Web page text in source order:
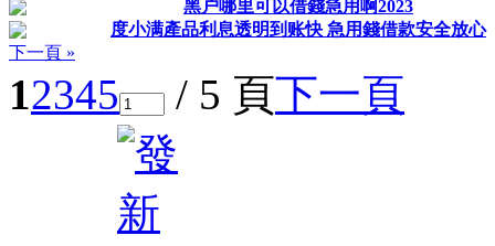
黑户哪里可以借錢急用啊2023
度小满產品利息透明到账快 急用錢借款安全放心
下一頁 »
12345 / 5 頁下一頁